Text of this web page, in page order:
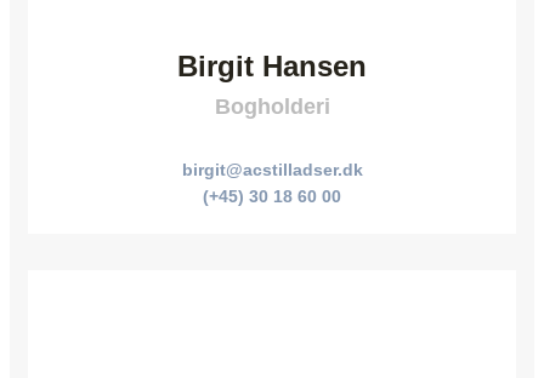
Birgit Hansen
Bogholderi
birgit@acstilladser.dk
(+45) 30 18 60 00